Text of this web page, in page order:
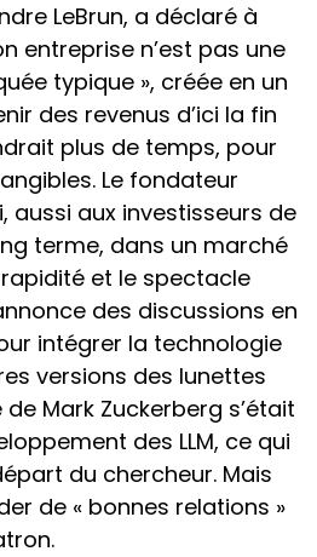
LeBrun, a déclaré à
entreprise n’est pas une
typique », créée en un
des revenus d’ici la fin
plus de temps, pour
Le fondateur
aussi aux investisseurs de
terme, dans un marché
et le spectacle
des discussions en
intégrer la technologie
versions des lunettes
Mark Zuckerberg s’était
des LLM, ce qui
du chercheur. Mais
de « bonnes relations »